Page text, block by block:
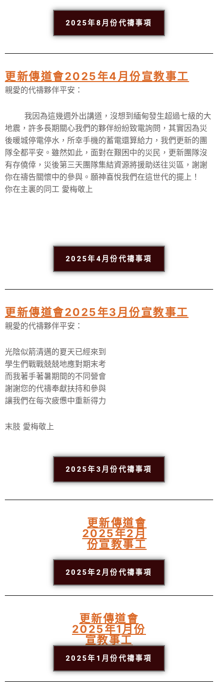
2025年8月份代禱事項
更新傳道會2025年4月份宣教事工
親愛的代禱夥伴平安：
我因為這幾週外出講道，沒想到緬甸發生超過七級的大
地震，許多長期關心我們的夥伴紛紛致電詢問，其實因為災
後暖城停電停水，所幸手機的蓄電還算給力，我們更新的團
隊全都平安。雖然如此，面對在艱困中的災民，更新團隊沒
有存僥倖，災後第三天團隊集結資源將援助送往災區，謝謝
你在禱告關懷中的參與。願神喜悅我們在這世代的擺上！
你在主裏的同工 愛梅敬上
2025年4月份代禱事項
更新傳道會2025年3月份宣教事工
親愛的代禱夥伴平安：
光陰似箭清邁的夏天已經來到
學生們戰戰兢兢地應對期末考
而我著手著暑期間的不同營會
謝謝您的代禱奉獻扶持和參與
讓我們在每次疲憊中重新得力
末肢 愛梅敬上
2025年3月份代禱事項
更新傳道會
2025年2月
份宣教事工
2025年2月份代禱事項
更新傳道會
2025年1月份
宣教事工
2025年1月份代禱事項